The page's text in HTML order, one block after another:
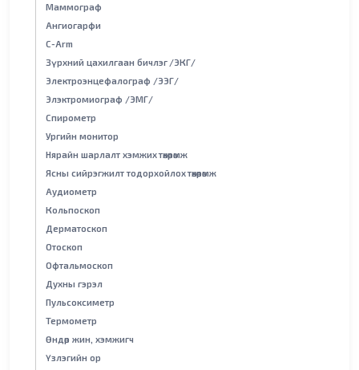
Маммограф
Ангиогарфи
С-Arm
Зүрхний цахилгаан бичлэг /ЭКГ/
Электроэнцефалограф /ЭЭГ/
Элэктромиограф /ЭМГ/
Спирометр
Ургийн монитор
Нярайн шарлалт хэмжих төхөөрөмж
Ясны сийрэгжилт тодорхойлох төхөөрөмж
Аудиометр
Кольпоскоп
Дерматоскоп
Отоскоп
Офтальмоскоп
Духны гэрэл
Пульсоксиметр
Термометр
Өндөр жин, хэмжигч
Үзлэгийн ор